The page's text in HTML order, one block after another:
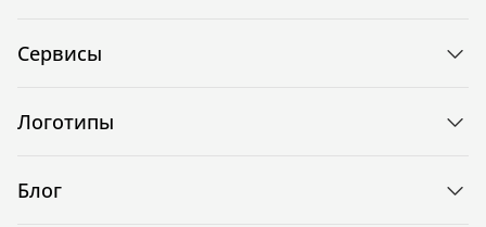
Сервисы
Логотипы
Блог